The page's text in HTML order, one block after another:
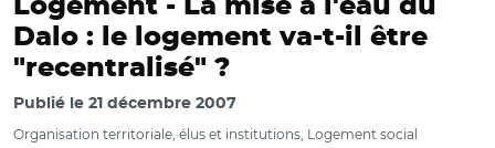
Logement - La mise à l'eau du
Dalo : le logement va-t-il être
"recentralisé" ?
Publié le 21 décembre 2007
Organisation territoriale, élus et institutions, Logement social